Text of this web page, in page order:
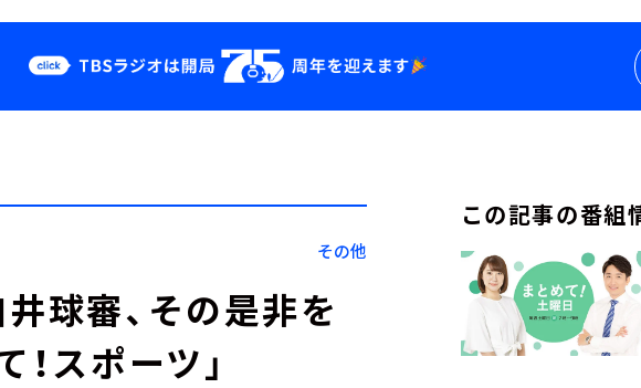
YouTube
その他
球審、その是非を
スポーツ」
この記事の番組